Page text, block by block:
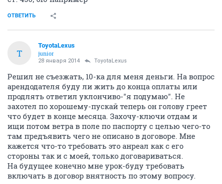
ОТВЕТИТЬ
T
ToyotaLexus
junior
28 января 2014 ToyotaLexus
Решил не съезжать, 10-ка для меня деньги. На вопрос
арендодателя буду ли жить до конца оплаты или
продлять ответил уклончиво-"я подумаю". Не
захотел по хорошему-пускай теперь он голову греет
что будет в конце месяца. Захочу-ключи отдам и
ищи потом ветра в поле по паспорту с целью чего-то
там предъявить чего не описано в договоре. Мне
кажется что-то требовать это анреал как с его
стороны так и с моей, только договариваться.
На будущее конечно мне урок-буду требовать
включать в договор внятность по этому вопросу.